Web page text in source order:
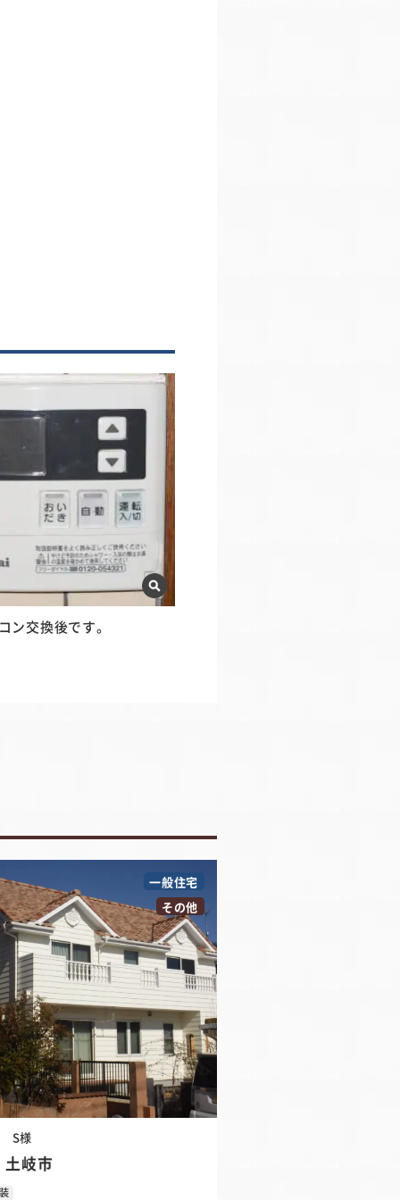
ン交換後です。
一般住宅
その他
S様
岐市